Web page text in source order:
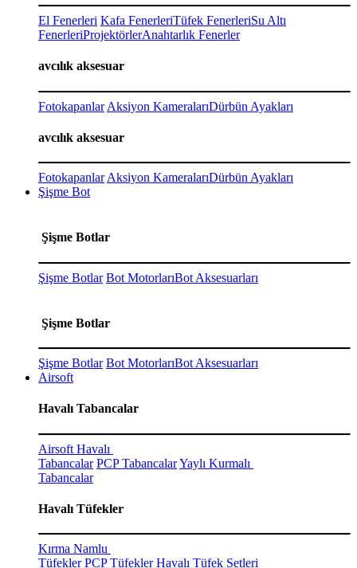
El Fenerleri Kafa FenerleriTüfek FenerleriSu Altı
FenerleriProjektörlerAnahtarlık Fenerler
avcılık aksesuar
Fotokapanlar Aksiyon KameralarıDürbün Ayakları
avcılık aksesuar
Fotokapanlar Aksiyon KameralarıDürbün Ayakları
Şişme Bot
Şişme Botlar
Şişme Botlar Bot MotorlarıBot Aksesuarları
Şişme Botlar
Şişme Botlar Bot MotorlarıBot Aksesuarları
Airsoft
Havalı Tabancalar
Airsoft Havalı
Tabancalar PCP TabancalarYaylı Kurmalı
Tabancalar
Havalı Tüfekler
Kırma Namlu
Tüfekler PCP Tüfekler Havalı Tüfek Setleri